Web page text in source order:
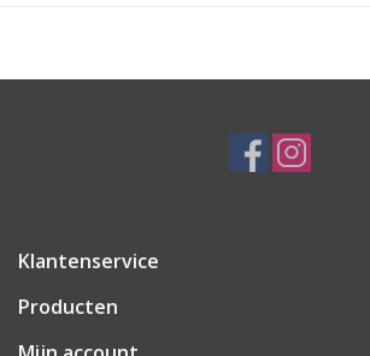
Klantenservice
Producten